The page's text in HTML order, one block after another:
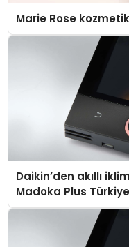
Marie Rose
Daikin’den akıllı
Madoka Plus